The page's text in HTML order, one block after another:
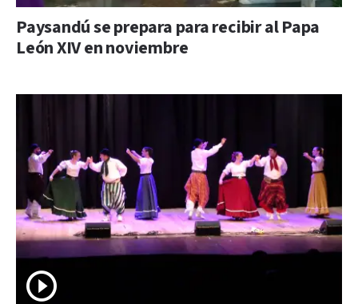
Paysandú se prepara para recibir al Papa
León XIV en noviembre